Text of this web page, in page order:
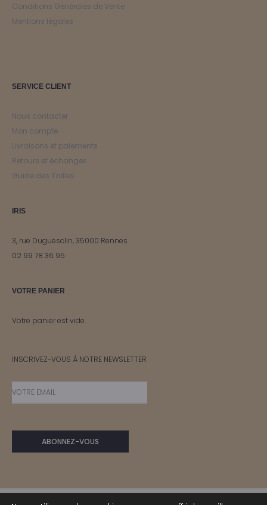
Conditions Générales de Vente
Mentions légales
SERVICE CLIENT
Nous contacter
Mon compte
Livraisons et paiements
Retours et échanges
Guide des Tailles
IRIS
3, rue Duguesclin, 35000 Rennes
02 99 78 36 95
VOTRE PANIER
Votre panier est vide.
INSCRIVEZ-VOUS À NOTRE NEWSLETTER